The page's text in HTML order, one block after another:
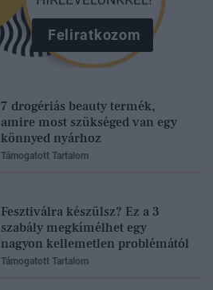
Feliratkozom
7 drogériás beauty termék,
amire most szükséged van egy
könnyed nyárhoz
Támogatott Tartalom
Fesztiválra készülsz? Ez a 3
szabály megkímélhet egy
nagyon kellemetlen problémától
Támogatott Tartalom